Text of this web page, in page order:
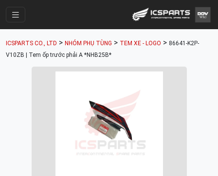
Cửa Hàng
Parts Catalogue
Nhóm Phụ Tùng
Tài khoản
ICSPARTS CO., LTD > NHÓM PHỤ TÙNG > TEM XE - LOGO > 86641-K2P-
V10ZB | Tem ốp trước phải A *NHB25B*